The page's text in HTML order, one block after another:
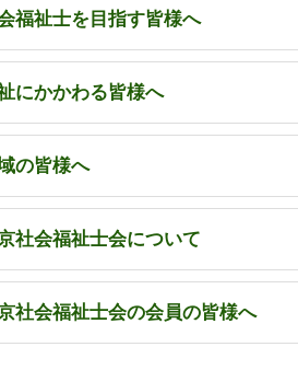
福祉士を目指す皆様へ
にかかわる皆様へ
の皆様へ
社会福祉士会について
社会福祉士会の会員の皆様へ